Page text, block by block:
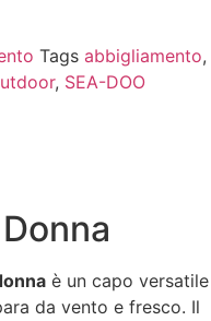
Tags abbigliamento,
, SEA-DOO
è un capo versatile
da vento e fresco. Il